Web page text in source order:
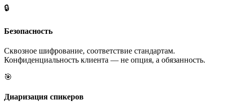
🔒
Безопасность
Сквозное шифрование, соответствие стандартам.
Конфиденциальность клиента — не опция, а обязанность.
🎯
Диаризация спикеров